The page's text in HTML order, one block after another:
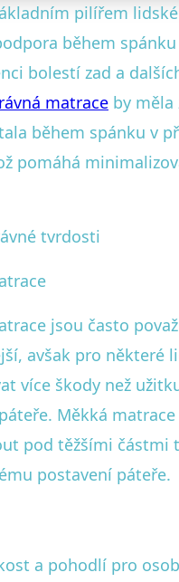
pilířem
během
bolestí zad a
matrace by
během spánku v
pomáhá
tvrdosti
jsou často
avšak pro některé
více škody než
Měkká
pod těžšími částmi
postavení páteře.
a pohodlí pro